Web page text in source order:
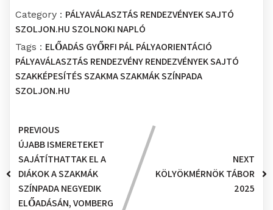
Category : PÁLYAVÁLASZTÁS RENDEZVÉNYEKSAJTÓ
SZOLJON.HUSZOLNOKI NAPLÓ
Tags : ELŐADÁS GYŐRFI PÁL PÁLYAORIENTÁCIÓ
PÁLYAVÁLASZTÁS RENDEZVÉNYRENDEZVÉNYEKSAJTÓ
SZAKKÉPESÍTÉSSZAKMASZAKMÁK SZÍNPADA
SZOLJON.HU
PREVIOUS
ÚJABB ISMERETEKET
SAJÁTÍTHATTAK EL A
DIÁKOK A SZAKMÁK
SZÍNPADA NEGYEDIK
ELŐADÁSÁN, VOMBERG
NEXT
KÖLYÖKMÉRNÖK TÁBOR
2025